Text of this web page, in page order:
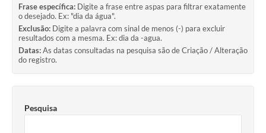
Frase específica: Digite a frase entre aspas para filtrar exatamente
o desejado. Ex: "dia da água".
Exclusão: Digite a palavra com sinal de menos (-) para excluir
resultados com a mesma. Ex: dia da -agua.
Datas:As datas consultadas na pesquisa são de Criação / Alteração
do registro.
Pesquisa